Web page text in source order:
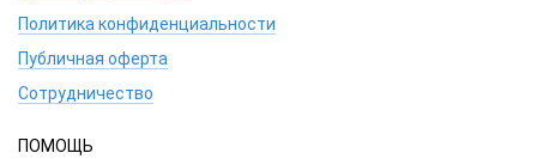
Политика конфиденциальности
Публичная оферта
Сотрудничество
ПОМОЩЬ